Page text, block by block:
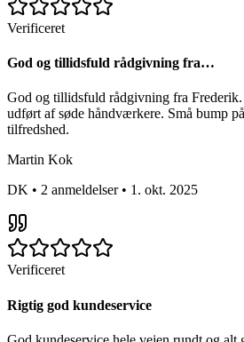
Verificeret
God og tillidsfuld rådgivning fra…
God og tillidsfuld rådgivning fra
udført af søde håndværkere. Små bump
tilfredshed.
Martin Kok
DK • 2 anmeldelser• 1. okt. 2025
Verificeret
Rigtig god kundeservice